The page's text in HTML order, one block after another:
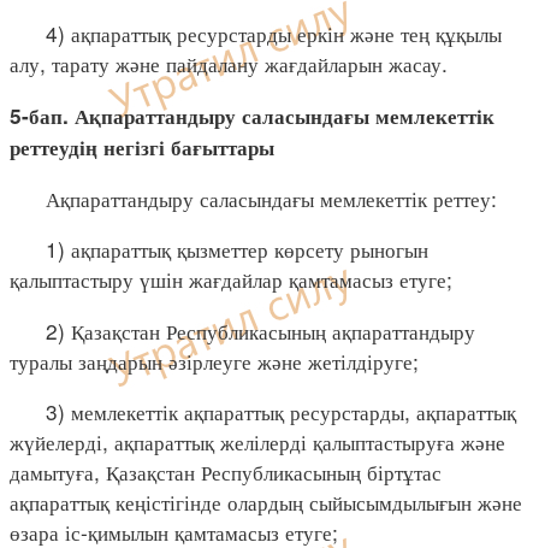
4) ақпараттық ресурстарды еркін және тең құқылы
алу, тарату және пайдалану жағдайларын жасау.
5-бап. Ақпараттандыру саласындағы мемлекеттік
реттеудің негізгі бағыттары
Ақпараттандыру саласындағы мемлекеттік реттеу:
1) ақпараттық қызметтер көрсету рыногын
қалыптастыру үшін жағдайлар қамтамасыз етуге;
2) Қазақстан Республикасының ақпараттандыру
туралы заңдарын әзірлеуге және жетілдіруге;
3) мемлекеттік ақпараттық ресурстарды, ақпараттық
жүйелерді, ақпараттық желілерді қалыптастыруға және
дамытуға, Қазақстан Республикасының біртұтас
ақпараттық кеңістігінде олардың сыйысымдылығын және
өзара іс-қимылын қамтамасыз етуге;